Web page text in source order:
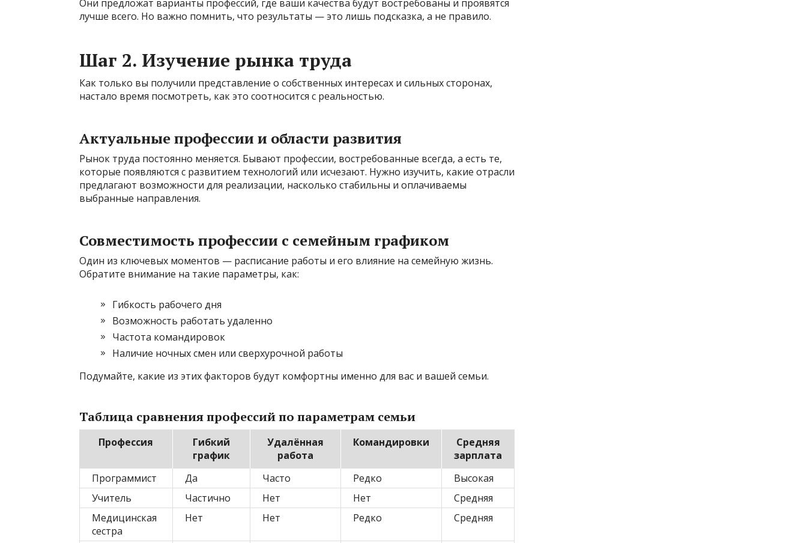
Они предложат варианты профессий, где ваши качества будут востребованы и проявятся
лучше всего. Но важно помнить, что результаты — это лишь подсказка, а не правило.
Шаг 2. Изучение рынка труда
Как только вы получили представление о собственных интересах и сильных сторонах,
настало время посмотреть, как это соотносится с реальностью.
Актуальные профессии и области развития
Рынок труда постоянно меняется. Бывают профессии, востребованные всегда, а есть те,
которые появляются с развитием технологий или исчезают. Нужно изучить, какие отрасли
предлагают возможности для реализации, насколько стабильны и оплачиваемы
выбранные направления.
Совместимость профессии с семейным графиком
Один из ключевых моментов — расписание работы и его влияние на семейную жизнь.
Обратите внимание на такие параметры, как:
Гибкость рабочего дня
Возможность работать удаленно
Частота командировок
Наличие ночных смен или сверхурочной работы
Подумайте, какие из этих факторов будут комфортны именно для вас и вашей семьи.
Таблица сравнения профессий по параметрам семьи
Профессия
Гибкий
график
Удалённая
работа
Командировки
Средняя
зарплата
Программист
Да Часто Редко
Высокая
Учитель
Частично Нет Нет
Средняя
Медицинская
сестра
Нет Нет Редко Средняя